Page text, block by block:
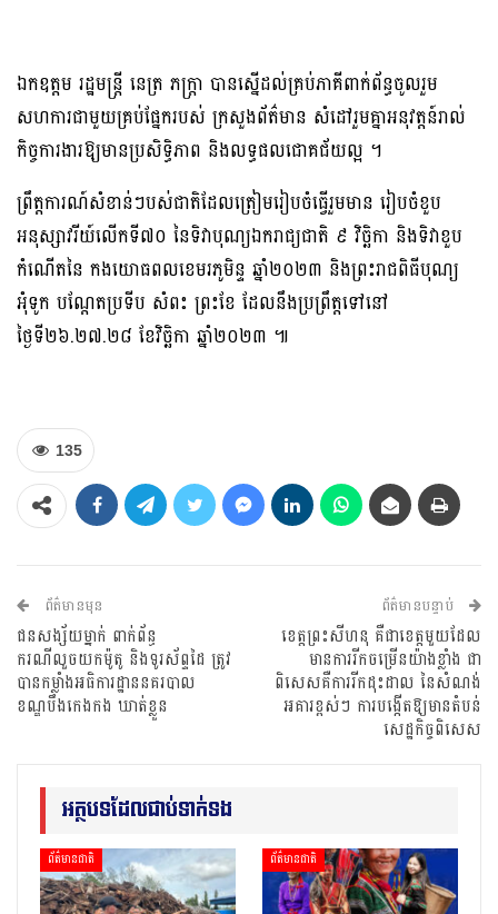
ឯកឧត្តម រដ្ឋមន្ត្រី នេត្រ ភក្ត្រា បានស្នើដល់គ្រប់ភាគីពាក់ព័ន្ធចូលរួម
សហការជាមួយគ្រប់ផ្នែករបស់ ក្រសួងព័ត៌មាន សំដៅរួមគ្នាអនុវត្តន៍រាល់
កិច្ចការងារឱ្យមានប្រសិទ្ធិភាព និងលទ្ធផលជោគជ័យល្អ ។
ព្រឹត្តការណ៍សំខាន់ៗបស់ជាតិដែលត្រៀមរៀបចំធ្វើរួមមាន រៀបចំខួប
អនុស្សាវរីយ៍លើកទី៧០ នៃទិវាបុណ្យឯករាជ្យជាតិ ៩ វិច្ឆិកា និងទិវាខួប
កំណើតនៃ កងយោធពលខេមរភូមិន្ទ ឆ្នាំ២០២៣ និងព្រះរាជពិធីបុណ្យ
អុំទូក បណ្តែតប្រទីប សំពះ ព្រះខែ ដែលនឹងប្រព្រឹត្តទៅនៅ
ថ្ងៃទី២៦.២៧.២៨ ខែវិច្ឆិកា ឆ្នាំ២០២៣ ៕
135
ព័ត៌មានមុន
ជនសង្ស័យម្នាក់ ពាក់ព័ន្ធ
ករណីលួចយកម៉ូតូ និងទូរស័ព្ទដៃ ត្រូវ
បានកម្លាំងអធិការដ្ឋាននគរបាល
ខណ្ឌបឹងកេងកង ឃាត់ខ្លួន
ព័ត៌មានបន្ទាប់
ខេត្តព្រះសីហនុ គឺជាខេត្តមួយដែល
មានការរីកចម្រើនយ៉ាងខ្លាំង ជា
ពិសេសគឺការរីកដុះដាល នៃសំណង់
អគារខ្ពស់ៗ ការបង្កើតឱ្យមានតំបន់
សេដ្ឋកិច្ចពិសេស
អត្ថបទដែលជាប់ទាក់ទង
ព័ត៌មានជាតិ ព័ត៌មានជាតិ